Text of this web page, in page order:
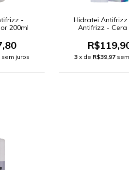
-
200ml
sem juros
Hidratei Antifrizz
Antifrizz - Cera
3 x de R$39,97